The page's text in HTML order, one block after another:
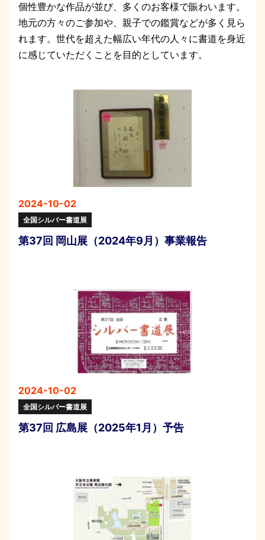
個性豊かな作品が並び、多くのお客様で賑わいます。
地元の方々のご参加や、親子での鑑賞などが多く見ら
れます。世代を超えた幅広い年代の人々に書道を身近
に感じていただくことを目的としています。
2024-10-02
全国シルバー書道展
第37回 岡山展（2024年9月）事業報告
2024-10-02
全国シルバー書道展
第37回 広島展（2025年1月）予告